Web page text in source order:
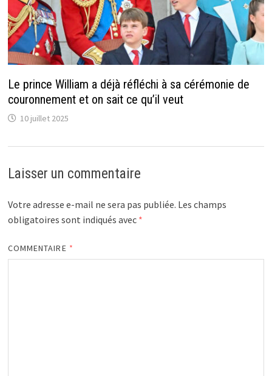
Le prince William a déjà réfléchi à sa cérémonie de
couronnement et on sait ce qu’il veut
10 juillet 2025
Laisser un commentaire
Votre adresse e-mail ne sera pas publiée. Les champs
obligatoires sont indiqués avec *
COMMENTAIRE *